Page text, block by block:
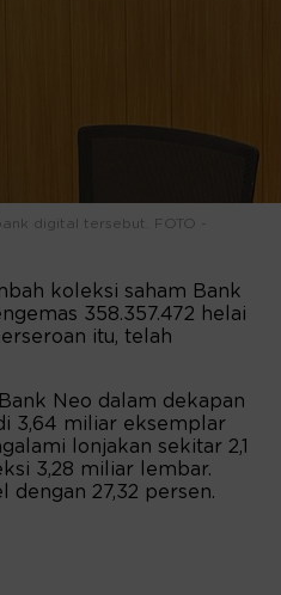
digital tersebut. FOTO -
koleksi saham Bank
358.357.472 helai
itu, telah
Neo dalam dekapan
3,64 miliar eksemplar
lonjakan sekitar 2,1
3,28 miliar lembar.
dengan 27,32 persen.